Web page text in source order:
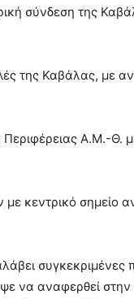
σύνδεση της
της Καβάλας, με
Α.Μ.-Θ.
κεντρικό σημείο
συγκεκριμένες
να αναφερθεί στην